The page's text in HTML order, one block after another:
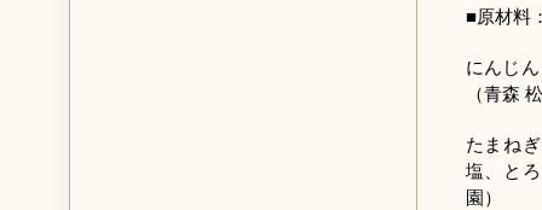
■原材料
にんじ
（青森
たまね
塩、と
園）